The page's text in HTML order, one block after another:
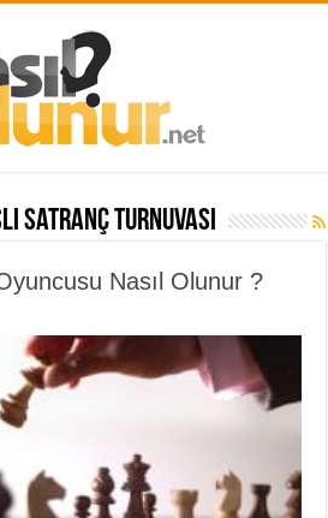
satranç turnuvası
Nasıl Olunur ?